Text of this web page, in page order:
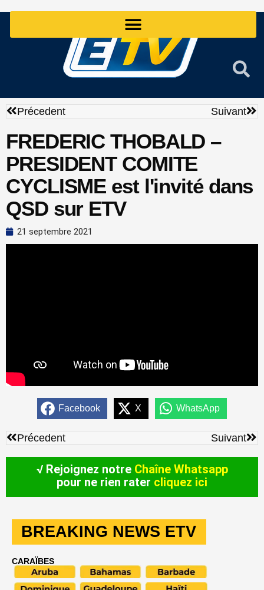
Précédent
Précedent Suivant
FREDERIC THOBALD –
PRESIDENT COMITE
CYCLISME est l'invité dans
QSD sur ETV
21 septembre 2021
Facebook X WhatsApp
Précédent
Précedent Suivant
√ Rejoignez notre Chaîne Whatsapp
pour ne rien rater cliquez ici
BREAKING NEWS ETV
CARAÏBES